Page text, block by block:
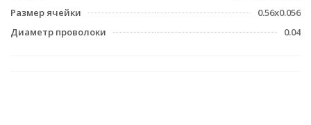
Размер ячейки
0.56х0.056
Диаметр проволоки
0.04